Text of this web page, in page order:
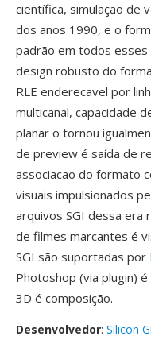
científica, simulação de
dos anos 1990, e o
padrão em todos esses
design robusto do
RLE enderecavel por
multicanal, capacidade
planar o tornou
de preview é saída de
associacao do formato
visuais impulsionados
arquivos SGI dessa
de filmes marcantes é
SGI são suportadas por
Photoshop (via plugin)
3D é composição.
Desenvolvedor: Silicon